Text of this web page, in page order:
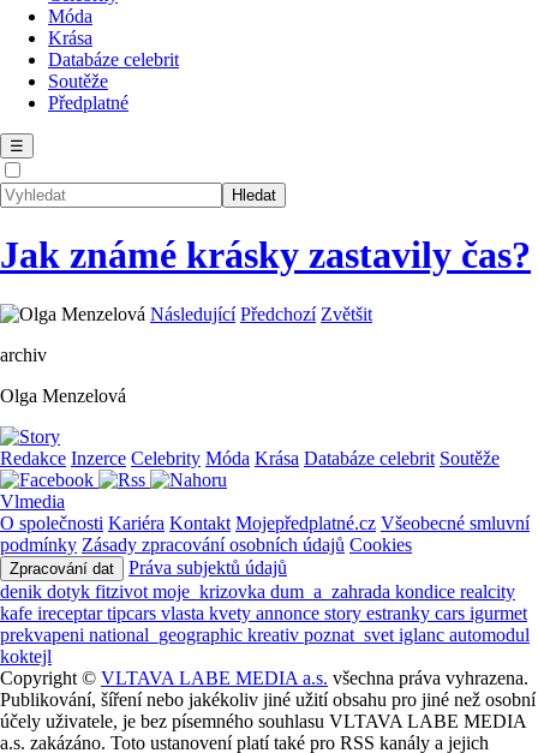
Móda
Krása
Databáze celebrit
Soutěže
Předplatné
☰
Jak známé krásky zastavily čas?
Následující Předchozí Zvětšit
archiv
Olga Menzelová
Redakce Inzerce Celebrity Móda Krása Databáze celebrit Soutěže
Vlmedia
O společnosti Kariéra Kontakt Mojepředplatné.cz Všeobecné smluvní
podmínky Zásady zpracování osobních údajů Cookies
Zpracování dat
Práva subjektů údajů
denik dotyk fitzivot moje_krizovka dum_a_zahrada kondice realcity
kafe ireceptartipcars vlasta kvety annonce story estranky cars igurmet
prekvapeni national_geographic kreativ poznat_svet iglanc automodul
koktejl
Copyright © VLTAVA LABE MEDIA a.s. všechna práva vyhrazena.
Publikování, šíření nebo jakékoliv jiné užití obsahu pro jiné než osobní
účely uživatele, je bez písemného souhlasu VLTAVA LABE MEDIA
a.s. zakázáno. Toto ustanovení platí také pro RSS kanály a jejich